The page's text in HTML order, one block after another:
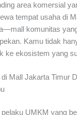
area komersial
tempat usaha di
komunitas
Kamu tidak
ke ekosistem yang
Mall Jakarta Timur
UMKM yang